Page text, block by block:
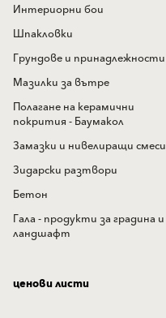
Интериорни бои
Шпакловки
Грундове и принадлежности
Мазилки за вътре
Полагане на керамични
покрития - Баумакол
Замазки и нивелиращи смеси
Зидарски разтвори
Бетон
Гала - продукти за градина и
ландшафт
ценови листи